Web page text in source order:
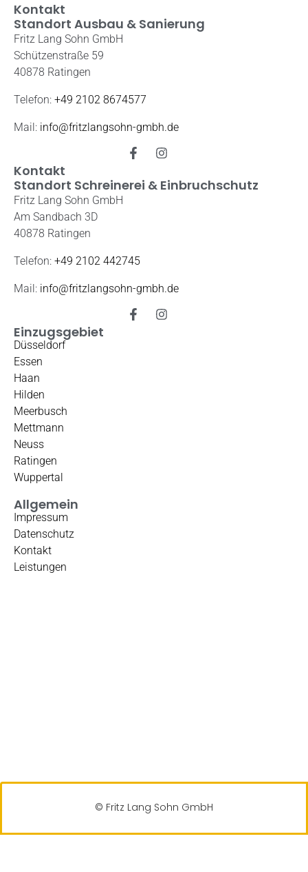
Kontakt
Standort Ausbau & Sanierung
Fritz Lang Sohn GmbH
Schützenstraße 59
40878 Ratingen
Telefon: +49 2102 8674577
Mail: info@fritzlangsohn-gmbh.de
Kontakt
Standort Schreinerei & Einbruchschutz
Fritz Lang Sohn GmbH
Am Sandbach 3D
40878 Ratingen
Telefon: +49 2102 442745
Mail: info@fritzlangsohn-gmbh.de
Einzugsgebiet
Düsseldorf
Essen
Haan
Hilden
Meerbusch
Mettmann
Neuss
Ratingen
Wuppertal
Allgemein
Impressum
Datenschutz
Kontakt
Leistungen
© Fritz Lang Sohn GmbH